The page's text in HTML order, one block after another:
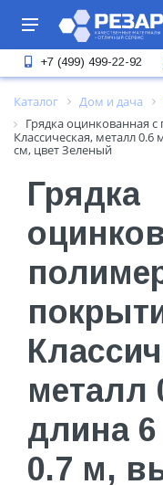
+7 (499) 499-22-92
Каталог Дом и дача
Грядка оцинкованная
Классическая, металл
см, цвет Зеленый
Грядка
металл
длина
0.7 м,